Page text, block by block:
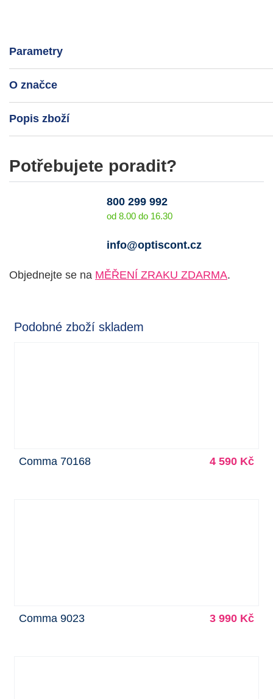
Parametry
O značce
Popis zboží
Potřebujete poradit?
800 299 992
od 8.00 do 16.30
info@optiscont.cz
Objednejte se na MĚŘENÍ ZRAKU ZDARMA.
Podobné zboží skladem
Comma 70168 4 590 Kč
Comma 9023 3 990 Kč